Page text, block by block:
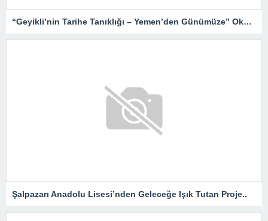
“Geyikli’nin Tarihe Tanıklığı – Yemen’den Günümüze” Okurlarıyla Buluşuyor…
Şalpazarı Anadolu Lisesi’nden Geleceğe Işık Tutan Proje..